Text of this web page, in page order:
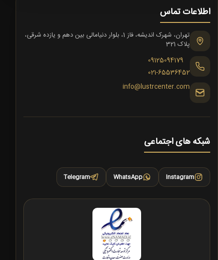
اطلاعات تماس
تهران، شهرک اندیشه، فاز 1، بلوار دنیامالی بین دهم و یازده شرقی،
پلاک 321
09125094179
021-65536452
info@lustrcenter.com
شبکه های اجتماعی
Instagram
WhatsApp
Telegram